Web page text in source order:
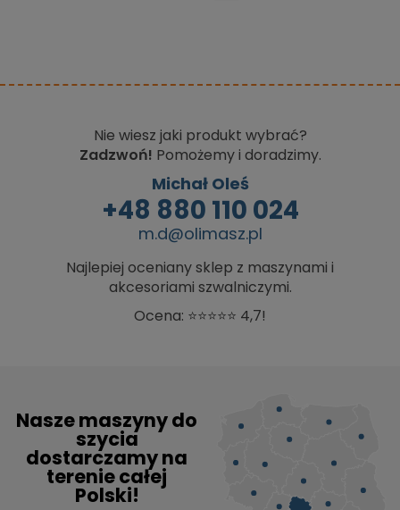
Nie wiesz jaki produkt wybrać?
Zadzwoń! Pomożemy i doradzimy.
Michał Oleś
+48 880 110 024
m.d@olimasz.pl
Najlepiej oceniany sklep z maszynami i
akcesoriami szwalniczymi.
Ocena: ⭐⭐⭐⭐⭐ 4,7!
Nasze maszyny do
szycia
dostarczamy na
terenie całej
Polski!